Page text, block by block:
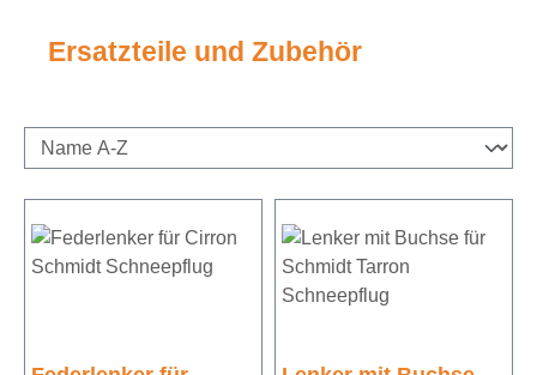
Ersatzteile und Zubehör